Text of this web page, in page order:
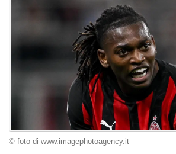
© foto di www.imagephotoagency.it